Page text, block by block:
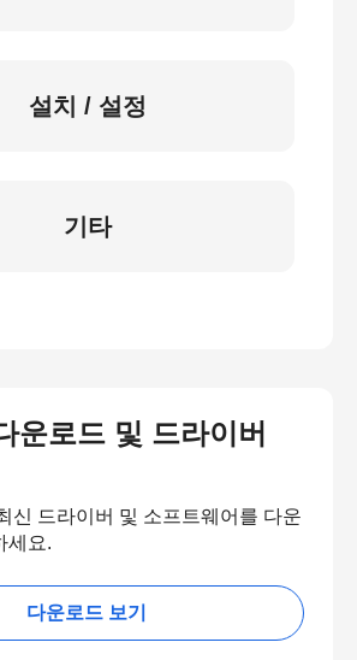
설치 / 설정
기타
운로드 및 드라이버
신 드라이버 및 소프트웨어를 다운
세요.
다운로드 보기